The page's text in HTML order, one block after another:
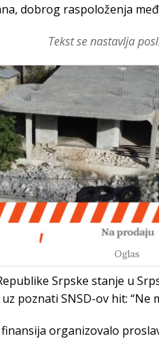
dobrog raspoloženja
Tekst se nastavlja
Oglas
Srpske stanje u
poznati SNSD-ov hit: “Ne
organizovalo